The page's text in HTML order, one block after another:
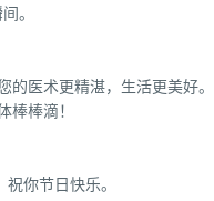
。
医术更精湛，生活更美好。
棒滴！
你节日快乐。